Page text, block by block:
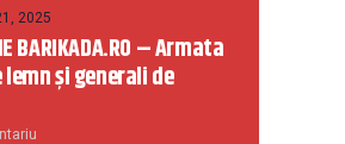
2025
BARIKADA.RO – Armata
lemn și generali de